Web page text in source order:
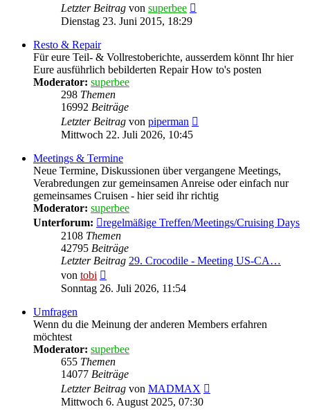
Letzter Beitrag von superbee
Dienstag 23. Juni 2015, 18:29
Resto & Repair
Für eure Teil- & Vollrestoberichte, ausserdem könnt Ihr hier
Eure ausführlich bebilderten Repair How to's posten
Moderator: superbee
298 Themen
16992 Beiträge
Letzter Beitrag von piperman
Mittwoch 22. Juli 2026, 10:45
Meetings & Termine
Neue Termine, Diskussionen über vergangene Meetings,
Verabredungen zur gemeinsamen Anreise oder einfach nur
gemeinsames Cruisen - hier seid ihr richtig
Moderator: superbee
Unterforum:
regelmäßige Treffen/Meetings/Cruising Days
2108 Themen
42795 Beiträge
Letzter Beitrag 29. Crocodile - Meeting US-CA…
von tobi
Beitrag
Sonntag 26. Juli 2026, 11:54
Umfragen
Wenn du die Meinung der anderen Members erfahren
möchtest
Moderator: superbee
655 Themen
14077 Beiträge
Letzter Beitrag von MADMAX
Mittwoch 6. August 2025, 07:30